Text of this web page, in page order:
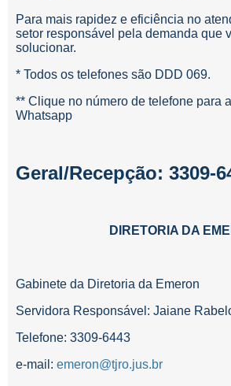
Para mais rapidez e eficiência no
setor responsável pela demanda que
solucionar.
* Todos os telefones são DDD 069.
** Clique no número de telefone para
Whatsapp
Geral/Recepção: 3309-
DIRETORIA DA
Gabinete da Diretoria da Emeron
Servidora Responsável: Jaiane
Telefone: 3309-6443
e-mail: emeron@tjro.jus.br